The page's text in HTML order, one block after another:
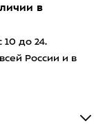
в
до 24.
России и в